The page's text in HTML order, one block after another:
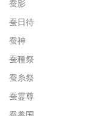
蚕影
蚕日待
蚕神
蚕種祭
蚕糸祭
蚕霊尊